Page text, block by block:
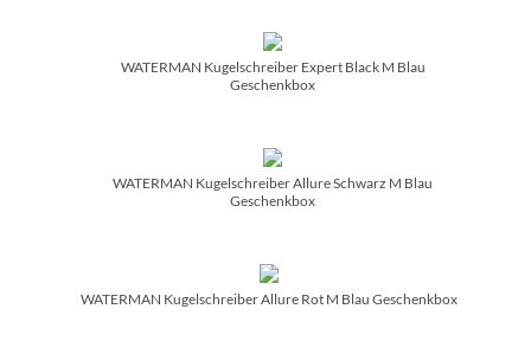
WATERMAN Kugelschreiber Expert Black M Blau
Geschenkbox
WATERMAN Kugelschreiber Allure Schwarz M Blau
Geschenkbox
WATERMAN Kugelschreiber Allure Rot M Blau Geschenkbox